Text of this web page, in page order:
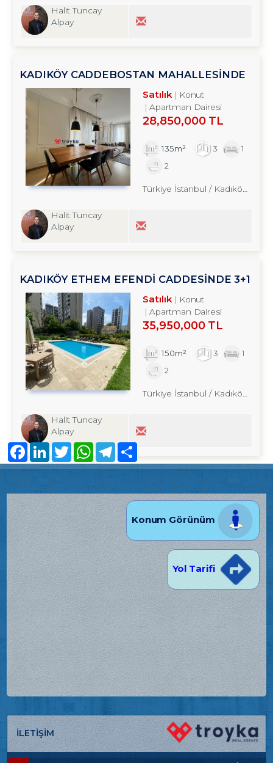
Halit Tuncay
Alpay
KADIKÖY CADDEBOSTAN MAHALLESİNDE
3+1 SATILIK DAİRE
Satılık
Konut
Apartman Dairesi
28,850,000 TL
135m² 3
1
2
Türkiye İstanbul / Kadıköy/
Halit Tuncay
Alpay
KADIKÖY ETHEM EFENDİ CADDESİNDE 3+1
SATILIK DAİRE TROYKADAN
Satılık
Konut
Apartman Dairesi
35,950,000 TL
150m² 3
1
2
Türkiye İstanbul / Kadıköy/
Halit Tuncay
Alpay
Konum Görünüm
Yol Tarifi
İLETİŞİM
FacebookLinkedInTwitter WhatsAppTelegram